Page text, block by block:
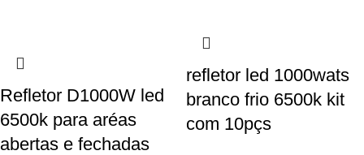
Refletor D1000W led
6500k para aréas
abertas e fechadas
refletor led 1000wats
branco frio 6500k kit
com 10pçs